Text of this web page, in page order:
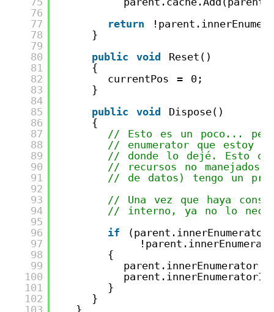
76
77
78
79
80
81
82
83
84
85
86
87
88
89
90
91
92
93
94
95
96
97
98
99
100
101
102
103
return
}
public
void
Reset()
{
currentPos = 0;
}
public
void
Dispose()
{
// Esto es un poco...
// enumerator que estoy
// donde lo dejé. Esto
// recursos no manejados
// de datos) tengo un
// Una vez que haya
// interno, ya no lo
if
{
}
}
}